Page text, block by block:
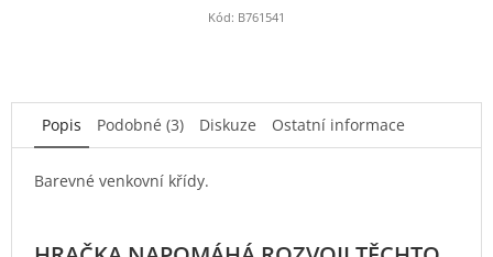
Kód: B761541
Popis Podobné (3) Diskuze Ostatní informace
Barevné venkovní křídy.